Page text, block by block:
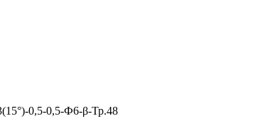
0,5-0,5-Ф6-β-Тр.48